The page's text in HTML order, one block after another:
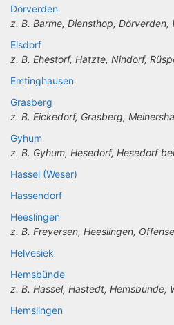
Dörverden
z. B. Barme, Diensthop, Dörverden,
Elsdorf
z. B. Ehestorf, Hatzte, Nindorf,
Emtinghausen
Grasberg
z. B. Eickedorf, Grasberg,
Gyhum
z. B. Gyhum, Hesedorf, Hesedorf
Hassel (Weser)
Hassendorf
Heeslingen
z. B. Freyersen, Heeslingen,
Helvesiek
Hemsbünde
z. B. Hassel, Hastedt, Hemsbünde,
Hemslingen